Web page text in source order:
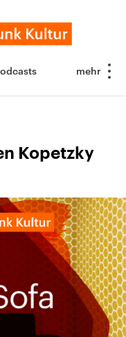
Kopetzky